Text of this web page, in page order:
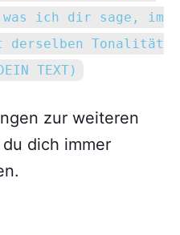
ich dir sage, im
Tonalität
TEXT)
zur weiteren
dich immer